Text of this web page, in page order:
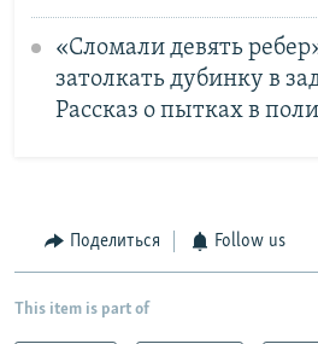
«Сломали девять
затолкать дубинку в
Рассказ о пытках в
Поделиться Follow us
This item is part of